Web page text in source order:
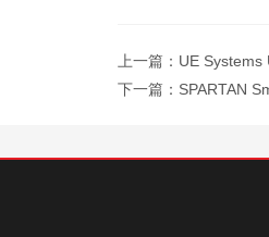
上一篇： UE Systems
下一篇： SPARTAN